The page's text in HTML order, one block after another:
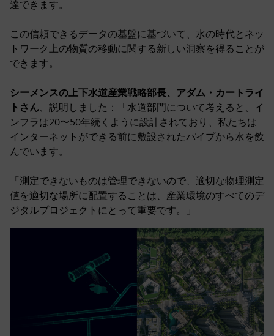
達できます。
この信頼できるデータの基盤に基づいて、水の時代とネッ
トワーク上の物質の移動に関する新しい洞察を得ることが
できます。
シーメンスの上下水道産業戦略部長、アダム・カートライ
トさん、説明しました：「水道部門について考えると、イ
ンフラは20〜50年続くように設計されており、私たちは
インターネットができる前に敷設されたパイプから水を飲
んでいます。
「測定できないものは管理できないので、適切な物理測定
値を適切な場所に配置することは、産業環境のすべてのデ
ジタルプロジェクトにとって重要です。」